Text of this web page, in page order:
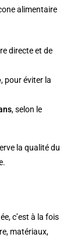
alimentaire
directe et de
, pour éviter la
, selon le
la qualité du
c’est à la fois
matériaux,